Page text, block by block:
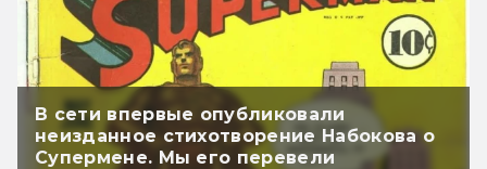
В сети впервые опубликовали
неизданное стихотворение Набокова о
Супермене. Мы его перевели